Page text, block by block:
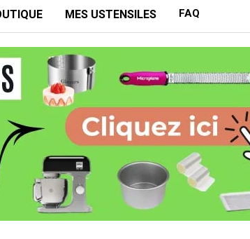
MES USTENSILES FAQ